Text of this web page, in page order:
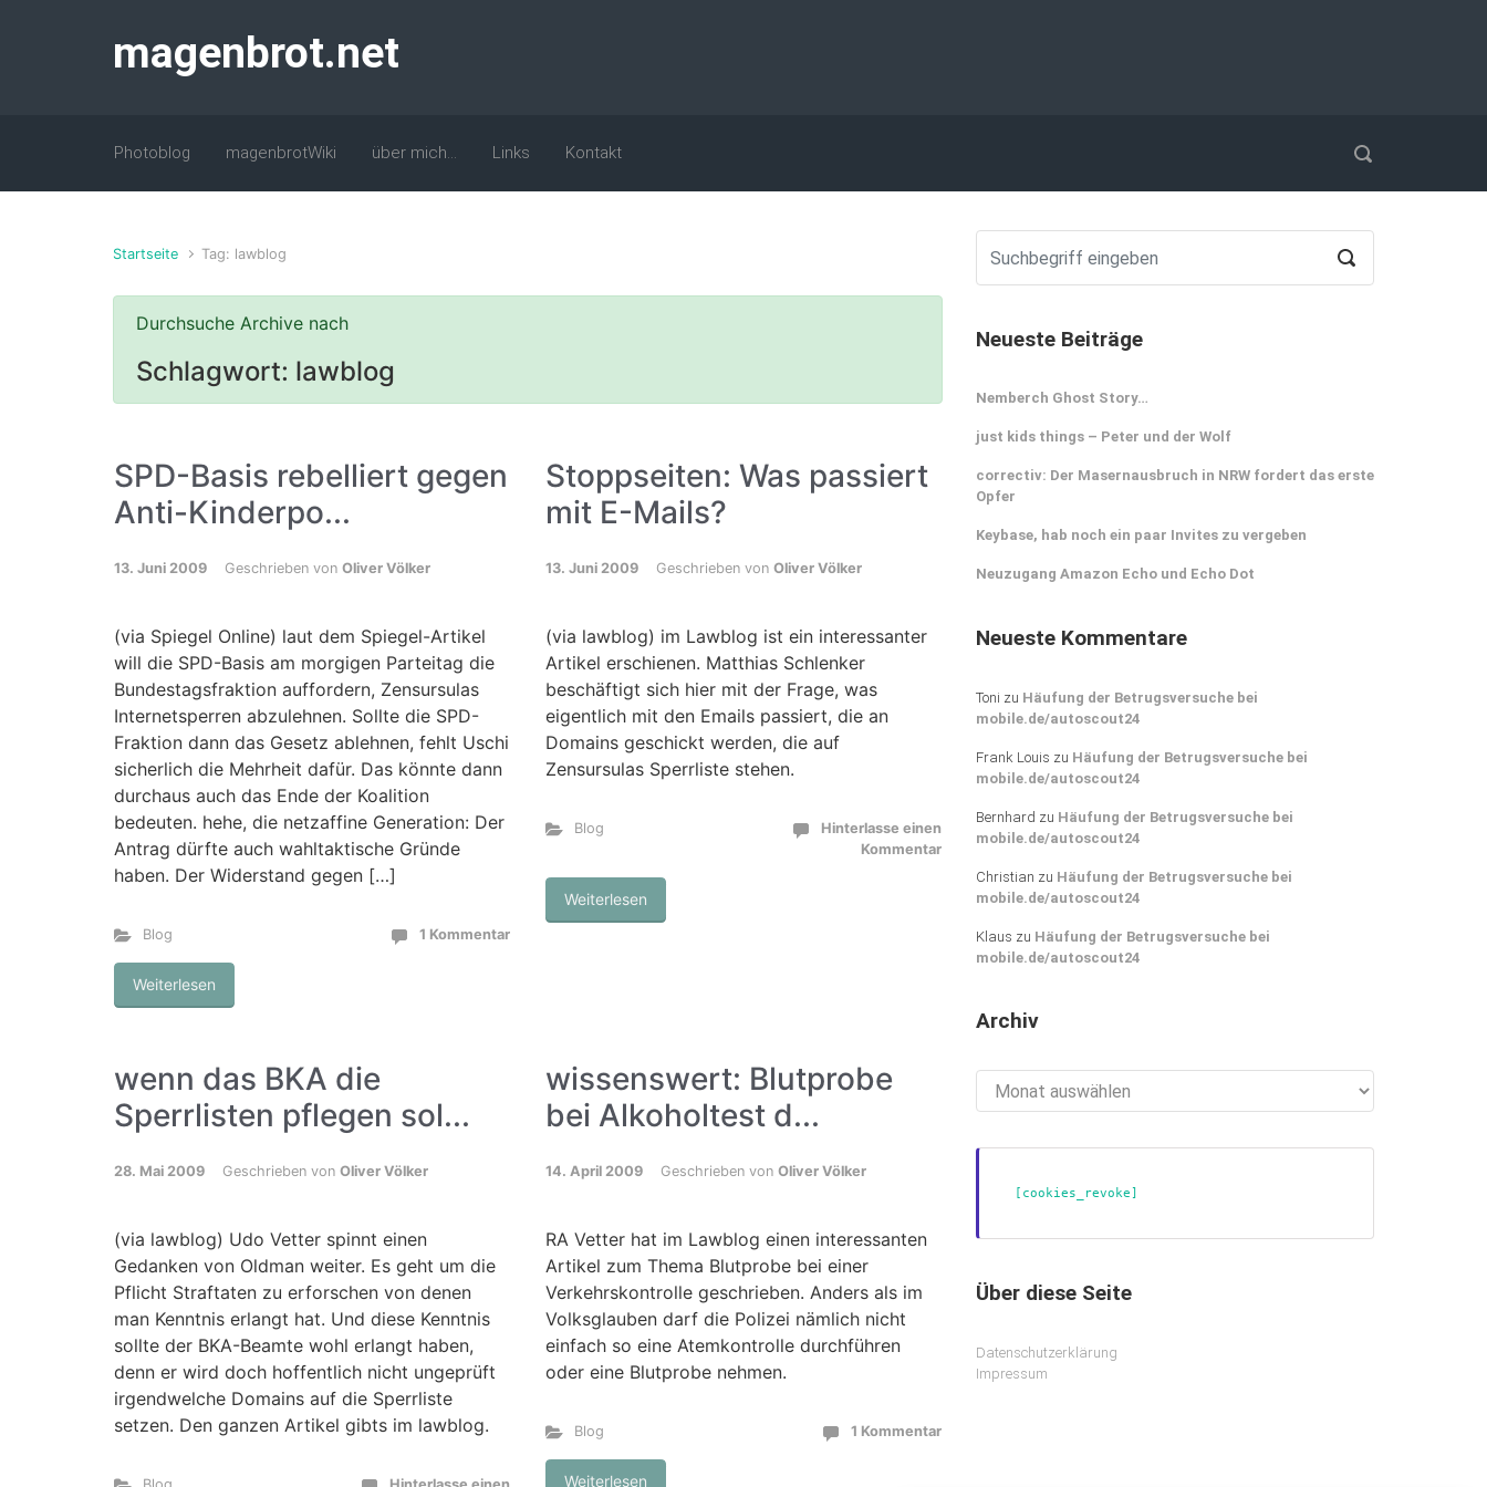
magenbrot.net
Photoblog magenbrotWiki über mich… Links Kontakt
Startseite Tag: lawblog
Durchsuche Archive nach
Schlagwort: lawblog
SPD-Basis rebelliert gegen
Anti-Kinderpo...
13. Juni 2009 Geschrieben von Oliver Völker
(via Spiegel Online) laut dem Spiegel-Artikel
will die SPD-Basis am morgigen Parteitag die
Bundestagsfraktion auffordern, Zensursulas
Internetsperren abzulehnen. Sollte die SPD-
Fraktion dann das Gesetz ablehnen, fehlt Uschi
sicherlich die Mehrheit dafür. Das könnte dann
durchaus auch das Ende der Koalition
bedeuten. hehe, die netzaffine Generation: Der
Antrag dürfte auch wahltaktische Gründe
haben. Der Widerstand gegen […]
Blog 1 Kommentar
Weiterlesen
Stoppseiten: Was passiert
mit E-Mails?
13. Juni 2009 Geschrieben von Oliver Völker
(via lawblog) im Lawblog ist ein interessanter
Artikel erschienen. Matthias Schlenker
beschäftigt sich hier mit der Frage, was
eigentlich mit den Emails passiert, die an
Domains geschickt werden, die auf
Zensursulas Sperrliste stehen.
Blog
Hinterlasse einen
Kommentar
Weiterlesen
wenn das BKA die
Sperrlisten pflegen sol...
28. Mai 2009 Geschrieben von Oliver Völker
(via lawblog) Udo Vetter spinnt einen
Gedanken von Oldman weiter. Es geht um die
Pflicht Straftaten zu erforschen von denen
man Kenntnis erlangt hat. Und diese Kenntnis
sollte der BKA-Beamte wohl erlangt haben,
denn er wird doch hoffentlich nicht ungeprüft
irgendwelche Domains auf die Sperrliste
setzen. Den ganzen Artikel gibts im lawblog.
wissenswert: Blutprobe
bei Alkoholtest d...
14. April 2009 Geschrieben von Oliver Völker
RA Vetter hat im Lawblog einen interessanten
Artikel zum Thema Blutprobe bei einer
Verkehrskontrolle geschrieben. Anders als im
Volksglauben darf die Polizei nämlich nicht
einfach so eine Atemkontrolle durchführen
oder eine Blutprobe nehmen.
Blog 1 Kommentar
Weiterlesen
Neueste Beiträge
Nemberch Ghost Story…
just kids things – Peter und der Wolf
correctiv: Der Masernausbruch in NRW fordert das erste
Opfer
Keybase, hab noch ein paar Invites zu vergeben
Neuzugang Amazon Echo und Echo Dot
Neueste Kommentare
Toni zu Häufung der Betrugsversuche bei
mobile.de/autoscout24
Frank Louis zu Häufung der Betrugsversuche bei
mobile.de/autoscout24
Bernhard zu Häufung der Betrugsversuche bei
mobile.de/autoscout24
Christian zu Häufung der Betrugsversuche bei
mobile.de/autoscout24
Klaus zu Häufung der Betrugsversuche bei
mobile.de/autoscout24
Archiv
[cookies_revoke]
Über diese Seite
Datenschutzerklärung
Impressum